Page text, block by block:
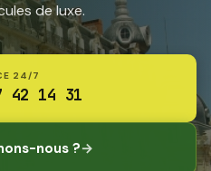
de luxe.
24/7
42 14 31
nous ?→